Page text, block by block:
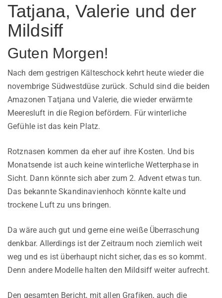
Tatjana, Valerie und der
Mildsiff
Guten Morgen!
Nach dem gestrigen Kälteschock kehrt heute wieder die
novembrige Südwestdüse zurück. Schuld sind die beiden
Amazonen Tatjana und Valerie, die wieder erwärmte
Meeresluft in die Region befördern. Für winterliche
Gefühle ist das kein Platz.
Rotznasen kommen da eher auf ihre Kosten. Und bis
Monatsende ist auch keine winterliche Wetterphase in
Sicht. Dann könnte sich aber zum 2. Advent etwas tun.
Das bekannte Skandinavienhoch könnte kalte und
trockene Luft zu uns bringen.
Da wäre auch gut und gerne eine weiße Überraschung
denkbar. Allerdings ist der Zeitraum noch ziemlich weit
weg und es ist überhaupt nicht sicher, das es so kommt.
Denn andere Modelle halten den Mildsiff weiter aufrecht.
Den gesamten Bericht, mit allen Grafiken, auch die